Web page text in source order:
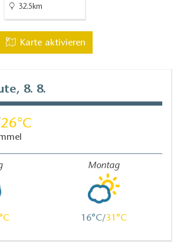
32.5km
Karte aktivieren
8. 8.
26
Montag
16 31